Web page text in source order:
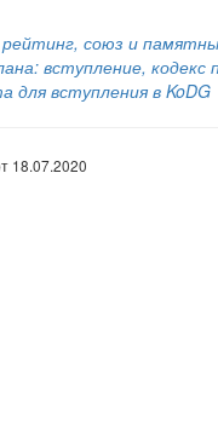
союз и
вступление,
для вступления в KoDG
18.07.2020